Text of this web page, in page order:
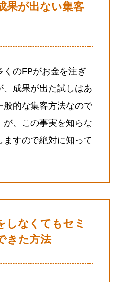
果が出ない集客
くのFPがお金を注ぎ
、成果が出た試しはあ
般的な集客方法なので
が、この事実を知らな
ますので絶対に知って
しなくてもセミ
きた方法